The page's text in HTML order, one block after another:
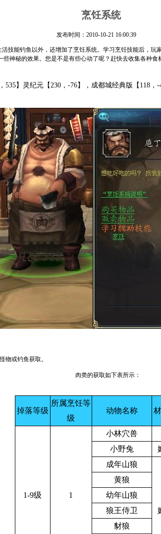
烹饪系统
发布时间：2010-10-21 16:00:39
技能钓鱼以外，还增加了烹饪系统。学习烹饪技能后，玩
神秘的效果。您是不是有些心动了呢？赶快去收集各种食
535】灵纪元【230，-76】，成都城经典版【118，-
物或钓鱼获取。
肉类的获取如下表所示：
掉落等级
所属烹饪等
级
动物名称
1-9级 1
小林穴兽
小野兔
成年山狼
黄狼
幼年山狼
狼王侍卫
豺狼